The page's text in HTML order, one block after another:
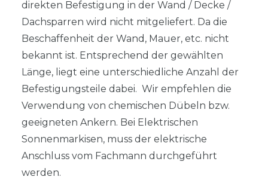
direkten Befestigung in der Wand / Decke /
Dachsparren wird nicht mitgeliefert. Da die
Beschaffenheit der Wand, Mauer, etc. nicht
bekannt ist. Entsprechend der gewählten
Länge, liegt eine unterschiedliche Anzahl der
Befestigungsteile dabei. Wir empfehlen die
Verwendung von chemischen Dübeln bzw.
geeigneten Ankern. Bei Elektrischen
Sonnenmarkisen, muss der elektrische
Anschluss vom Fachmann durchgeführt
werden.